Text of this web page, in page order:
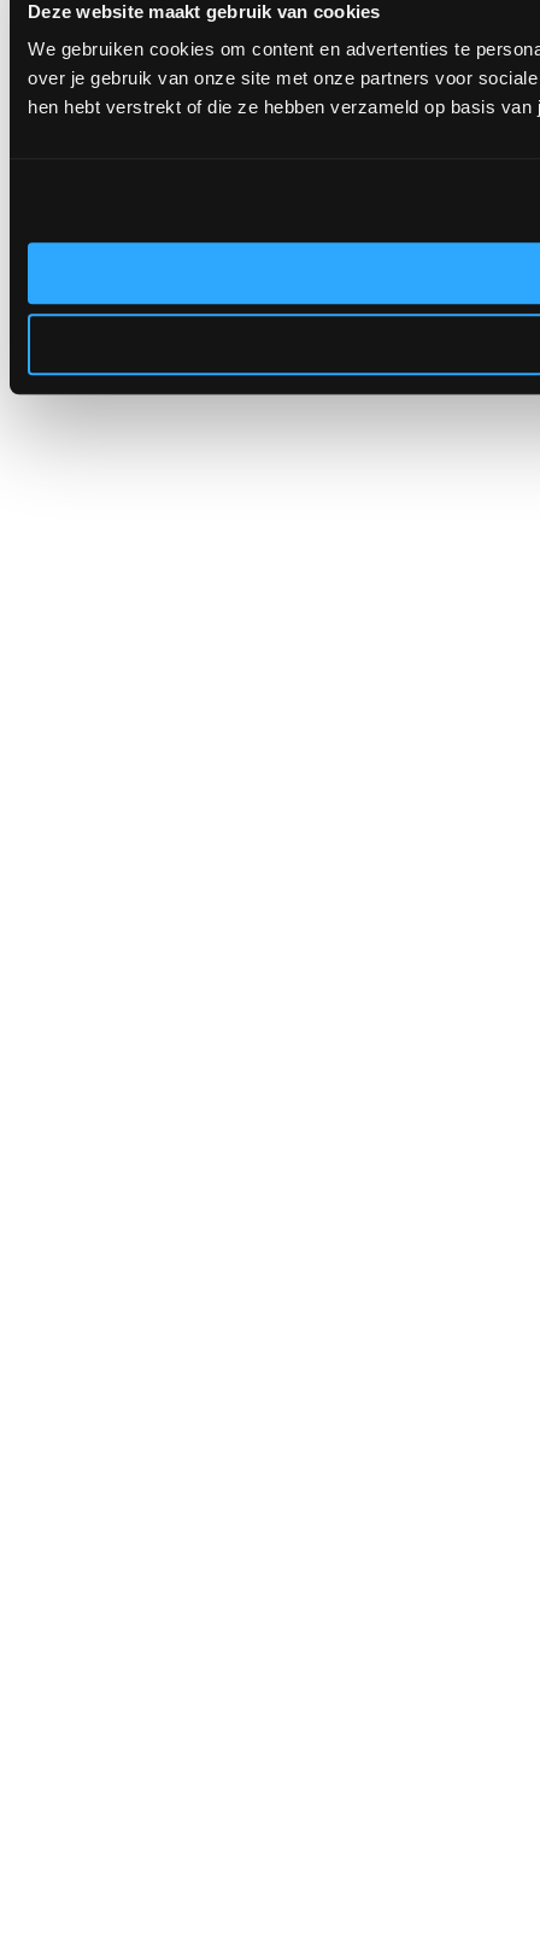
Deze website maakt gebruik van cookies
We gebruiken cookies om content en advertenties te
over je gebruik van onze site met onze partners voor
hen hebt verstrekt of die ze hebben verzameld op basis van